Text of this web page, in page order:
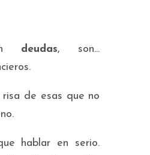
deudas, son...
de esas que no
hablar en serio.